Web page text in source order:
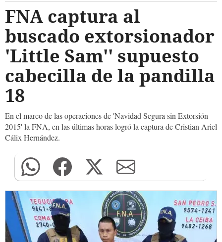
FNA captura al
buscado extorsionador
'Little Sam'' supuesto
cabecilla de la pandilla
18
En el marco de las operaciones de 'Navidad Segura sin Extorsión
2015' la FNA, en las últimas horas logró la captura de Cristian Ariel
Cálix Hernández.